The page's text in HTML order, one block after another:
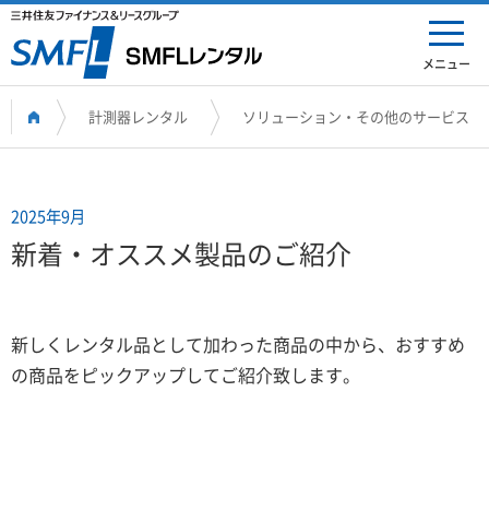
メニュー
計測器レンタル ソリューション・その他のサービス
2025年9月
新着・オススメ製品のご紹介
新しくレンタル品として加わった商品の中から、おすすめ
の商品をピックアップしてご紹介致します。